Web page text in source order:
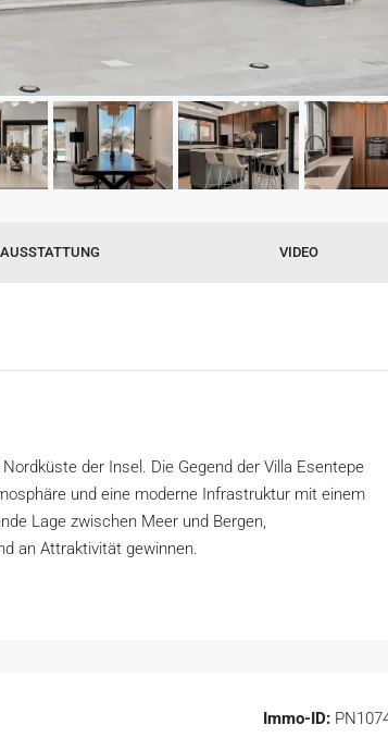
AUSSTATTUNG VIDEO
der Insel. Die Gegend der Villa Esentepe
und eine moderne Infrastruktur mit einem
Lage zwischen Meer und Bergen,
an Attraktivität gewinnen.
Immo-ID: